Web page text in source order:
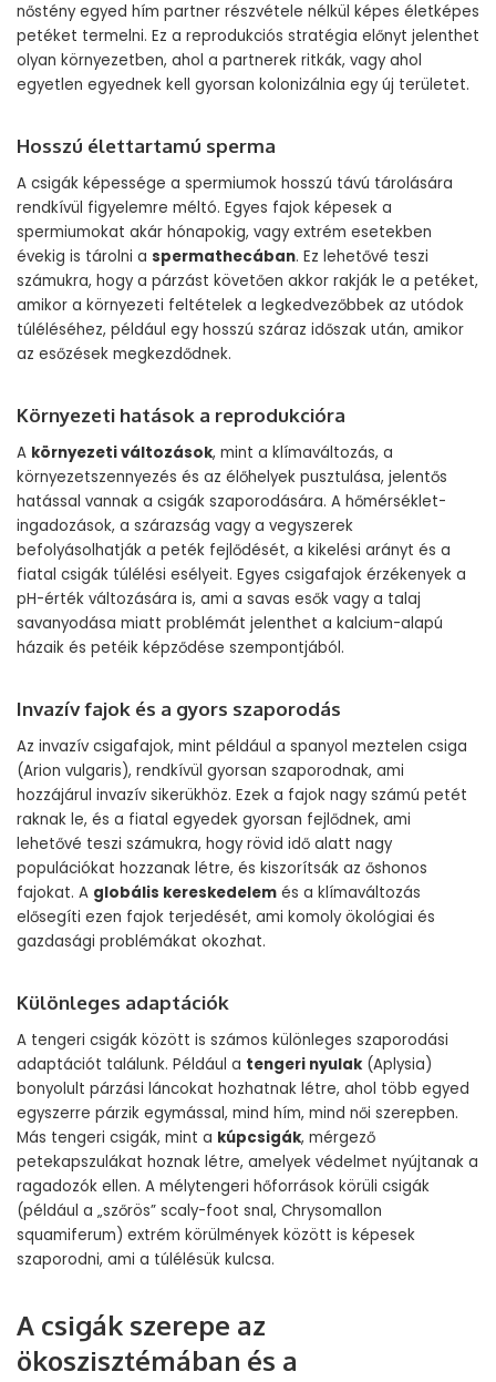
nőstény egyed hím partner részvétele nélkül képes életképes
petéket termelni. Ez a reprodukciós stratégia előnyt jelenthet
olyan környezetben, ahol a partnerek ritkák, vagy ahol
egyetlen egyednek kell gyorsan kolonizálnia egy új területet.
Hosszú élettartamú sperma
A csigák képessége a spermiumok hosszú távú tárolására
rendkívül figyelemre méltó. Egyes fajok képesek a
spermiumokat akár hónapokig, vagy extrém esetekben
évekig is tárolni a spermathecában. Ez lehetővé teszi
számukra, hogy a párzást követően akkor rakják le a petéket,
amikor a környezeti feltételek a legkedvezőbbek az utódok
túléléséhez, például egy hosszú száraz időszak után, amikor
az esőzések megkezdődnek.
Környezeti hatások a reprodukcióra
A környezeti változások, mint a klímaváltozás, a
környezetszennyezés és az élőhelyek pusztulása, jelentős
hatással vannak a csigák szaporodására. A hőmérséklet-
ingadozások, a szárazság vagy a vegyszerek
befolyásolhatják a peték fejlődését, a kikelési arányt és a
fiatal csigák túlélési esélyeit. Egyes csigafajok érzékenyek a
pH-érték változására is, ami a savas esők vagy a talaj
savanyodása miatt problémát jelenthet a kalcium-alapú
házaik és petéik képződése szempontjából.
Invazív fajok és a gyors szaporodás
Az invazív csigafajok, mint például a spanyol meztelen csiga
(Arion vulgaris), rendkívül gyorsan szaporodnak, ami
hozzájárul invazív sikerükhöz. Ezek a fajok nagy számú petét
raknak le, és a fiatal egyedek gyorsan fejlődnek, ami
lehetővé teszi számukra, hogy rövid idő alatt nagy
populációkat hozzanak létre, és kiszorítsák az őshonos
fajokat. A globális kereskedelem és a klímaváltozás
elősegíti ezen fajok terjedését, ami komoly ökológiai és
gazdasági problémákat okozhat.
Különleges adaptációk
A tengeri csigák között is számos különleges szaporodási
adaptációt találunk. Például a tengeri nyulak (Aplysia)
bonyolult párzási láncokat hozhatnak létre, ahol több egyed
egyszerre párzik egymással, mind hím, mind női szerepben.
Más tengeri csigák, mint a kúpcsigák, mérgező
petekapszulákat hoznak létre, amelyek védelmet nyújtanak a
ragadozók ellen. A mélytengeri hőforrások körüli csigák
(például a „szőrös” scaly-foot snal, Chrysomallon
squamiferum) extrém körülmények között is képesek
szaporodni, ami a túlélésük kulcsa.
A csigák szerepe az
ökoszisztémában és a